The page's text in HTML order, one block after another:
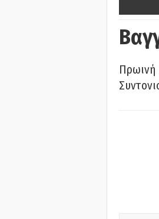
Πρωινή